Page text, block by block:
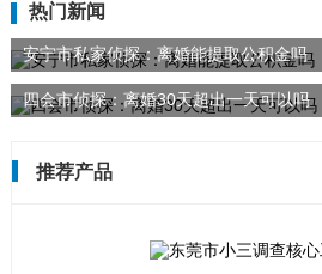
热门新闻
安宁市私家侦探：离婚能提取公积金吗
四会市侦探：离婚30天超出一天可以吗
推荐产品